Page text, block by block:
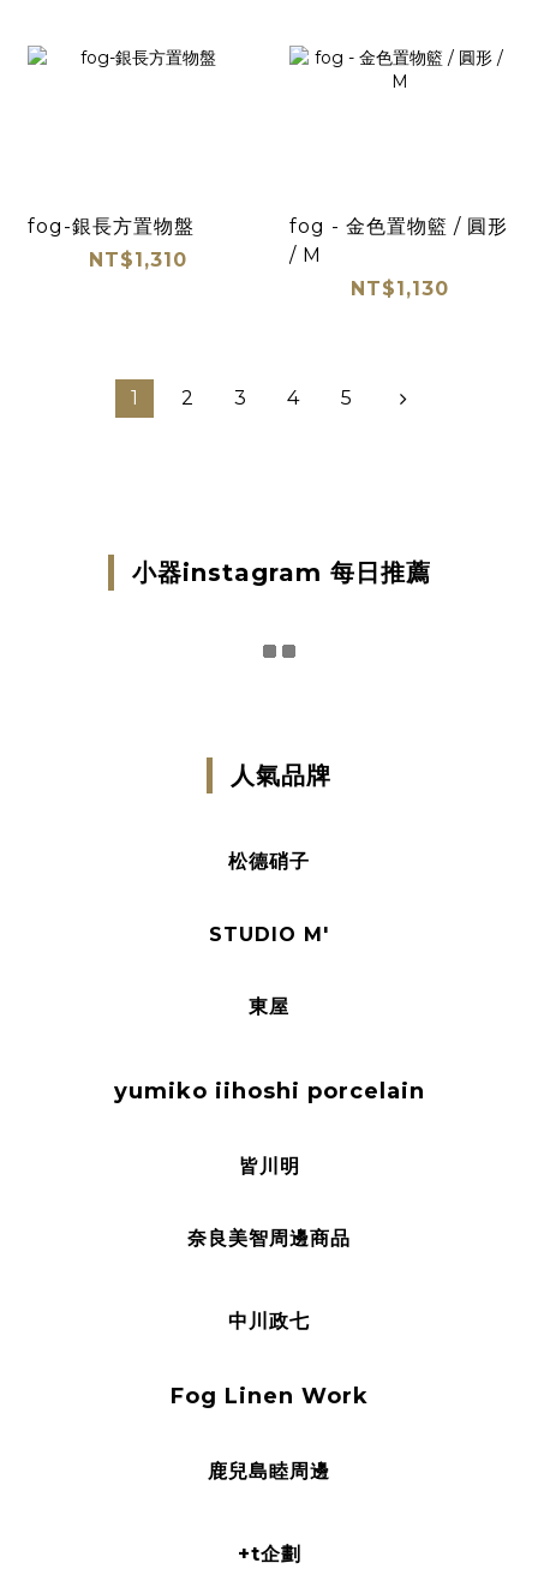
fog-銀長方置物盤
NT$1,310
fog - 金色置物籃 / 圓形
/ M
NT$1,130
1 2 3 4 5
小器instagram 每日推薦
人氣品牌
松德硝子
STUDIO M'
東屋
yumiko iihoshi porcelain
皆川明
奈良美智周邊商品
中川政七
Fog Linen Work
鹿兒島睦周邊
+t企劃